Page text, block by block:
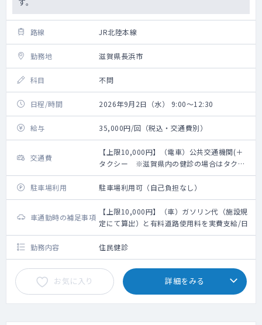
路線 JR北陸本線
勤務地 滋賀県長浜市
科目 不問
日程/時間 2026年9月2日（水） 9:00～12:30
給与 35,000円/回（税込・交通費別）
交通費
【上限10,000円】（電車）公共交通機関(＋
タクシー ※滋賀県内の健診の場合はタクシ
ー利用不可。滋賀県外の健診でタクシーの際
は領収証要必要)利用分実費支給/日
駐車場利用 駐車場利用可（自己負担なし）
車通勤時の補足事項
【上限10,000円】（車）ガソリン代（施設規
定にて算出）と有料道路使用料を実費支給/日
勤務内容 住民健診
お気に入り 詳細をみる